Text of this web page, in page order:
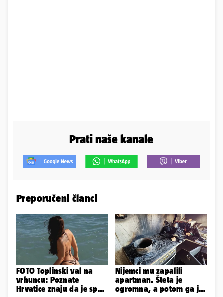
Prati naše kanale
Preporučeni članci
FOTO Toplinski val na
vrhuncu: Poznate
Hrvatice znaju da je spas
Nijemci mu zapalili
apartman. Šteta je
ogromna, a potom ga je